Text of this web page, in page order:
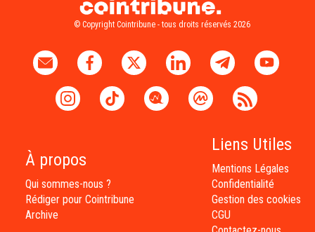
© Copyright Cointribune - tous droits réservés 2026
À propos
Qui sommes-nous ?
Rédiger pour Cointribune
Archive
Liens Utiles
Mentions Légales
Confidentialité
Gestion des cookies
CGU